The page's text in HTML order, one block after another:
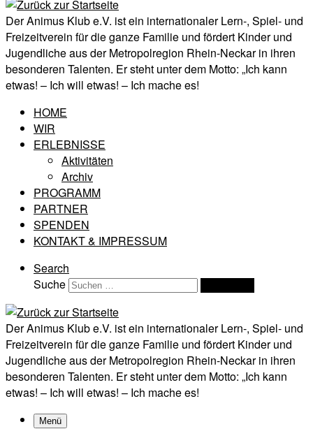
Der Animus Klub e.V. ist ein internationaler Lern-, Spiel- und
Freizeitverein für die ganze Familie und fördert Kinder und
Jugendliche aus der Metropolregion Rhein-Neckar in ihren
besonderen Talenten. Er steht unter dem Motto: „Ich kann
etwas! – Ich will etwas! – Ich mache es!
HOME
WIR
ERLEBNISSE
Aktivitäten
Archiv
PROGRAMM
PARTNER
SPENDEN
KONTAKT & IMPRESSUM
Search
Suche
Der Animus Klub e.V. ist ein internationaler Lern-, Spiel- und
Freizeitverein für die ganze Familie und fördert Kinder und
Jugendliche aus der Metropolregion Rhein-Neckar in ihren
besonderen Talenten. Er steht unter dem Motto: „Ich kann
etwas! – Ich will etwas! – Ich mache es!
Menü